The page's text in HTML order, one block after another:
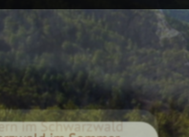
im Schwarzwald